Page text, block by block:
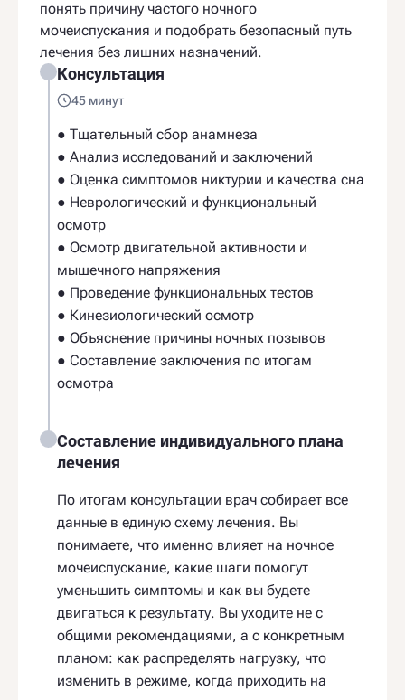
понять причину частого ночного
мочеиспускания и подобрать безопасный путь
лечения без лишних назначений.
Консультация
45 минут
● Тщательный сбор анамнеза
● Анализ исследований и заключений
● Оценка симптомов никтурии и качества сна
● Неврологический и функциональный
осмотр
● Осмотр двигательной активности и
мышечного напряжения
● Проведение функциональных тестов
● Кинезиологический осмотр
● Объяснение причины ночных позывов
● Составление заключения по итогам
осмотра
Составление индивидуального плана
лечения
По итогам консультации врач собирает все
данные в единую схему лечения. Вы
понимаете, что именно влияет на ночное
мочеиспускание, какие шаги помогут
уменьшить симптомы и как вы будете
двигаться к результату. Вы уходите не с
общими рекомендациями, а с конкретным
планом: как распределять нагрузку, что
изменить в режиме, когда приходить на